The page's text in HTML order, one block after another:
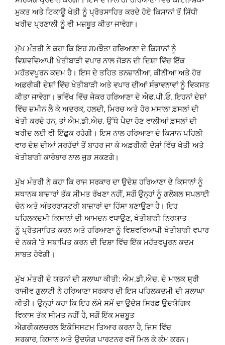
ਮੁਕਤ ਅਤੇ ਟਿਕਾਊ ਖੇਤੀ ਨੂੰ ਪ੍ਰੋਤਸਾਹਿਤ ਕਰਦੇ ਹੋਏ ਕਿਸਾਨਾਂ ਤੋਂ ਸਿੱਧੀ
ਖਰੀਦ ਪ੍ਰਣਾਲੀ ਨੂੰ ਵੀ ਮਜ਼ਬੂਤ ਕੀਤਾ ਜਾਵੇਗਾ।
ਮੁੱਖ ਮੰਤਰੀ ਨੇ ਕਹਾ ਕਿ ਇਹ ਸਮਝੌਤਾ ਹਰਿਆਣਾ ਦੇ ਕਿਸਾਨਾਂ ਨੂੰ
ਵਿਸ਼ਵਵਿਆਪੀ ਖੇਤੀਬਾੜੀ ਵਪਾਰ ਨਾਲ ਜੋੜਨ ਦੀ ਦਿਸ਼ਾ ਵਿੱਚ ਇੱਕ
ਮਹੱਤਵਪੂਰਨ ਕਦਮ ਹੈ। ਇਸ ਦੇ ਤਹਿਤ ਤਨਜ਼ਾਨੀਆ, ਕੀਨੀਆ ਅਤੇ ਹੋਰ
ਅਫ਼ਰੀਕੀ ਦੇਸ਼ਾਂ ਵਿੱਚ ਖੇਤੀਬਾੜੀ ਅਤੇ ਵਪਾਰ ਦੀਆਂ ਸੰਭਾਵਨਾਵਾਂ ਨੂੰ ਵਿਕਸਤ
ਕੀਤਾ ਜਾਵੇਗਾ। ਭਵਿੱਖ ਵਿੱਚ ਜੇਕਰ ਹਰਿਆਣਾ ਦੇ ਐਫ.ਪੀ.ਓ. ਇਹਨਾਂ ਦੇਸ਼ਾਂ
ਵਿੱਚ ਜ਼ਮੀਨ ਲੈ ਕੇ ਅਦਰਕ, ਹਲਦੀ, ਮਿਰਚ ਅਤੇ ਹੋਰ ਮਸਾਲਾ ਫ਼ਸਲਾਂ ਦੀ
ਖੇਤੀ ਕਰਦੇ ਹਨ, ਤਾਂ ਐਮ.ਡੀ.ਐਚ. ਉੱਥੇ ਪੈਦਾ ਹੋਣ ਵਾਲੀਆਂ ਫ਼ਸਲਾਂ ਦੀ
ਖਰੀਦ ਲਈ ਵੀ ਇੱਛੁਕ ਰਹੇਗੀ। ਇਸ ਨਾਲ ਹਰਿਆਣਾ ਦੇ ਕਿਸਾਨ ਪਹਿਲੀ
ਵਾਰ ਦੇਸ਼ ਦੀਆਂ ਸਰਹੱਦਾਂ ਤੋਂ ਬਾਹਰ ਜਾ ਕੇ ਅਫ਼ਰੀਕੀ ਦੇਸ਼ਾਂ ਵਿੱਚ ਖੇਤੀ ਅਤੇ
ਖੇਤੀਬਾੜੀ ਕਾਰੋਬਾਰ ਨਾਲ ਜੁੜ ਸਕਣਗੇ।
ਮੁੱਖ ਮੰਤਰੀ ਨੇ ਕਹਾ ਕਿ ਰਾਜ ਸਰਕਾਰ ਦਾ ਉਦੇਸ਼ ਹਰਿਆਣਾ ਦੇ ਕਿਸਾਨਾਂ ਨੂੰ
ਸਥਾਨਕ ਬਾਜ਼ਾਰਾਂ ਤੱਕ ਸੀਮਤ ਰੱਖਣਾ ਨਹੀਂ, ਸਗੋਂ ਉਨ੍ਹਾਂ ਨੂੰ ਗਲੋਬਲ ਸਪਲਾਈ
ਚੇਨ ਅਤੇ ਅੰਤਰਰਾਸ਼ਟਰੀ ਬਾਜ਼ਾਰਾਂ ਦਾ ਹਿੱਸਾ ਬਣਾਉਣਾ ਹੈ। ਇਹ
ਪਹਿਲਕਦਮੀ ਕਿਸਾਨਾਂ ਦੀ ਆਮਦਨ ਵਧਾਉਣ, ਖੇਤੀਬਾੜੀ ਨਿਰਯਾਤ
ਨੂੰ ਪ੍ਰੋਤਸਾਹਿਤ ਕਰਨ ਅਤੇ ਹਰਿਆਣਾ ਨੂੰ ਵਿਸ਼ਵਵਿਆਪੀ ਖੇਤੀਬਾੜੀ ਵਪਾਰ
ਦੇ ਨਕਸ਼ੇ ‘ਤੇ ਸਥਾਪਿਤ ਕਰਨ ਦੀ ਦਿਸ਼ਾ ਵਿੱਚ ਇੱਕ ਮਹੱਤਵਪੂਰਨ ਕਦਮ
ਸਾਬਤ ਹੋਵੇਗੀ।
ਮੁੱਖ ਮੰਤਰੀ ਦੇ ਯਤਨਾਂ ਦੀ ਸ਼ਲਾਘਾ ਕੀਤੀ: ਐਮ.ਡੀ.ਐਚ. ਦੇ ਮਾਲਕ ਸ਼੍ਰੀ
ਰਾਜੀਵ ਗੁਲਾਟੀ ਨੇ ਹਰਿਆਣਾ ਸਰਕਾਰ ਦੀ ਇਸ ਪਹਿਲਕਦਮੀ ਦੀ ਸ਼ਲਾਘਾ
ਕੀਤੀ। ਉਨ੍ਹਾਂ ਕਹਾ ਕਿ ਇਹ ਲੰਮੇ ਸਮੇਂ ਦਾ ਉਦੇਸ਼ ਸਿਰਫ਼ ਉਦਯੋਗਿਕ
ਵਿਕਾਸ ਤੱਕ ਸੀਮਤ ਨਹੀਂ ਹੈ, ਸਗੋਂ ਇੱਕ ਮਜ਼ਬੂਤ
ਐਗਰੀਕਲਚਰਲ ਇਕੋਸਿਸਟਮ ਤਿਆਰ ਕਰਨਾ ਹੈ, ਜਿਸ ਵਿੱਚ
ਸਰਕਾਰ, ਕਿਸਾਨ ਅਤੇ ਉਦਯੋਗ ਪਾਰਟਨਰ ਵਜੋਂ ਮਿਲ ਕੇ ਕੰਮ ਕਰਨ।